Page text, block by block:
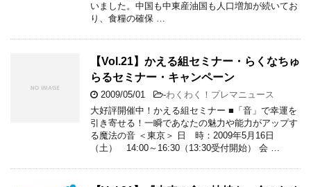
いました。中国も中東産油国も人口増加が続いてお
り、食糧の確保 …
【Vol.21】かえる組セミナー・らくなちゅ
らるセミナー・キャンペーン
2009/05/01 -わくわく！プレマニュース
大好評開催中！かえる組セミナー ■「音」で幸運を
引き寄せる！一瞬であなたの魅力や能力がアップす
る魔法の音 ＜東京＞ 日 時：2009年5月16日
（土） 14:00～16:30（13:30受付開始） 会 …